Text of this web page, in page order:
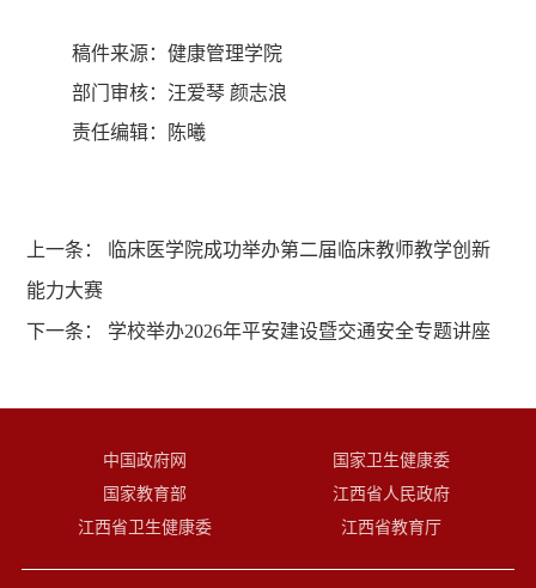
稿件来源：健康管理学院
部门审核：汪爱琴 颜志浪
责任编辑：陈曦
上一条：
临床医学院成功举办第二届临床教师教学创新
能力大赛
下一条：
学校举办2026年平安建设暨交通安全专题讲座
中国政府网
国家卫生健康委
国家教育部
江西省人民政府
江西省卫生健康委
江西省教育厅